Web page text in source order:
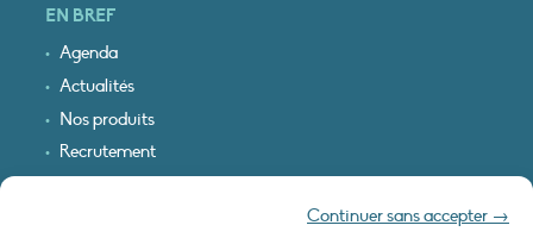
Continuer sans accepter →
EN BREF
Agenda
Actualités
Nos produits
Recrutement